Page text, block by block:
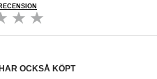
OCKSÅ KÖPT